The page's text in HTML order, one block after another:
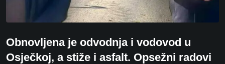
Obnovljena je odvodnja i vodovod u
Osječkoj, a stiže i asfalt. Opsežni radovi